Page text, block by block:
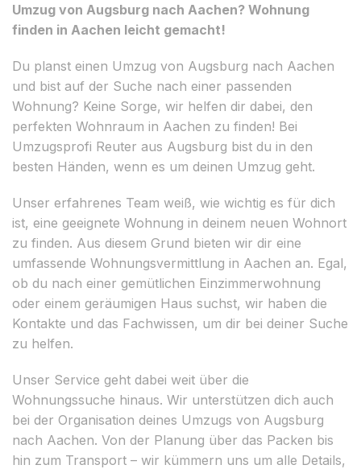
Umzug von Augsburg nach Aachen? Wohnung
finden in Aachen leicht gemacht!
Du planst einen Umzug von Augsburg nach Aachen
und bist auf der Suche nach einer passenden
Wohnung? Keine Sorge, wir helfen dir dabei, den
perfekten Wohnraum in Aachen zu finden! Bei
Umzugsprofi Reuter aus Augsburg bist du in den
besten Händen, wenn es um deinen Umzug geht.
Unser erfahrenes Team weiß, wie wichtig es für dich
ist, eine geeignete Wohnung in deinem neuen Wohnort
zu finden. Aus diesem Grund bieten wir dir eine
umfassende Wohnungsvermittlung in Aachen an. Egal,
ob du nach einer gemütlichen Einzimmerwohnung
oder einem geräumigen Haus suchst, wir haben die
Kontakte und das Fachwissen, um dir bei deiner Suche
zu helfen.
Unser Service geht dabei weit über die
Wohnungssuche hinaus. Wir unterstützen dich auch
bei der Organisation deines Umzugs von Augsburg
nach Aachen. Von der Planung über das Packen bis
hin zum Transport – wir kümmern uns um alle Details,